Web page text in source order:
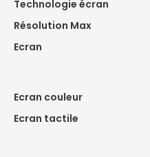
Technologie écran
Résolution Max
Ecran
Ecran couleur
Ecran tactile